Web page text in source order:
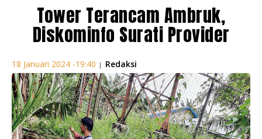
Tower Terancam Ambruk,
Diskominfo Surati Provider
18 Januari 2024 -19:40 | Redaksi